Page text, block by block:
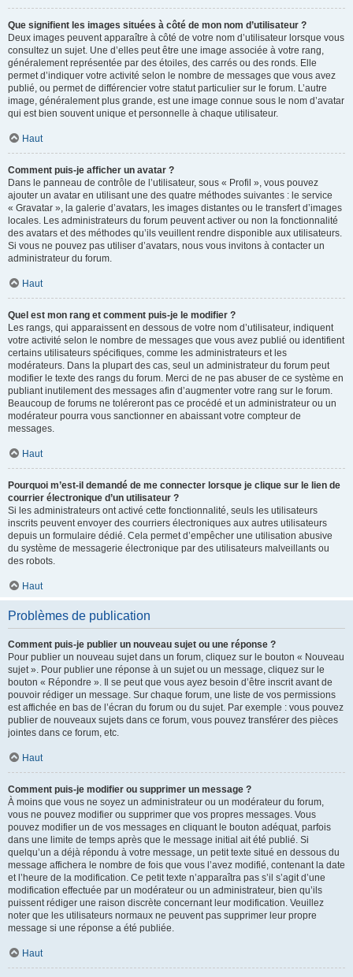
Que signifient les images situées à côté de mon nom d’utilisateur ?
Deux images peuvent apparaître à côté de votre nom d’utilisateur lorsque vous
consultez un sujet. Une d’elles peut être une image associée à votre rang,
généralement représentée par des étoiles, des carrés ou des ronds. Elle
permet d’indiquer votre activité selon le nombre de messages que vous avez
publié, ou permet de différencier votre statut particulier sur le forum. L’autre
image, généralement plus grande, est une image connue sous le nom d’avatar
qui est bien souvent unique et personnelle à chaque utilisateur.
Haut
Comment puis-je afficher un avatar ?
Dans le panneau de contrôle de l’utilisateur, sous « Profil », vous pouvez
ajouter un avatar en utilisant une des quatre méthodes suivantes : le service
« Gravatar », la galerie d’avatars, les images distantes ou le transfert d’images
locales. Les administrateurs du forum peuvent activer ou non la fonctionnalité
des avatars et des méthodes qu’ils veuillent rendre disponible aux utilisateurs.
Si vous ne pouvez pas utiliser d’avatars, nous vous invitons à contacter un
administrateur du forum.
Haut
Quel est mon rang et comment puis-je le modifier ?
Les rangs, qui apparaissent en dessous de votre nom d’utilisateur, indiquent
votre activité selon le nombre de messages que vous avez publié ou identifient
certains utilisateurs spécifiques, comme les administrateurs et les
modérateurs. Dans la plupart des cas, seul un administrateur du forum peut
modifier le texte des rangs du forum. Merci de ne pas abuser de ce système en
publiant inutilement des messages afin d’augmenter votre rang sur le forum.
Beaucoup de forums ne toléreront pas ce procédé et un administrateur ou un
modérateur pourra vous sanctionner en abaissant votre compteur de
messages.
Haut
Pourquoi m’est-il demandé de me connecter lorsque je clique sur le lien de
courrier électronique d’un utilisateur ?
Si les administrateurs ont activé cette fonctionnalité, seuls les utilisateurs
inscrits peuvent envoyer des courriers électroniques aux autres utilisateurs
depuis un formulaire dédié. Cela permet d’empêcher une utilisation abusive
du système de messagerie électronique par des utilisateurs malveillants ou
des robots.
Haut
Problèmes de publication
Comment puis-je publier un nouveau sujet ou une réponse ?
Pour publier un nouveau sujet dans un forum, cliquez sur le bouton « Nouveau
sujet ». Pour publier une réponse à un sujet ou un message, cliquez sur le
bouton « Répondre ». Il se peut que vous ayez besoin d’être inscrit avant de
pouvoir rédiger un message. Sur chaque forum, une liste de vos permissions
est affichée en bas de l’écran du forum ou du sujet. Par exemple : vous pouvez
publier de nouveaux sujets dans ce forum, vous pouvez transférer des pièces
jointes dans ce forum, etc.
Haut
Comment puis-je modifier ou supprimer un message ?
À moins que vous ne soyez un administrateur ou un modérateur du forum,
vous ne pouvez modifier ou supprimer que vos propres messages. Vous
pouvez modifier un de vos messages en cliquant le bouton adéquat, parfois
dans une limite de temps après que le message initial ait été publié. Si
quelqu’un a déjà répondu à votre message, un petit texte situé en dessous du
message affichera le nombre de fois que vous l’avez modifié, contenant la date
et l’heure de la modification. Ce petit texte n’apparaîtra pas s’il s’agit d’une
modification effectuée par un modérateur ou un administrateur, bien qu’ils
puissent rédiger une raison discrète concernant leur modification. Veuillez
noter que les utilisateurs normaux ne peuvent pas supprimer leur propre
message si une réponse a été publiée.
Haut